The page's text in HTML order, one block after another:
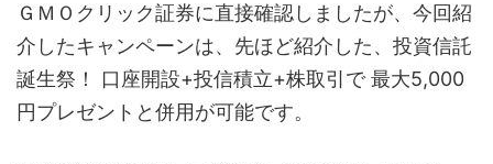
ＧＭＯクリック証券に直接確認しましたが、今回紹
介したキャンペーンは、先ほど紹介した、投資信託
誕生祭！ 口座開設+投信積立+株取引で 最大5,000
円プレゼントと併用が可能です。